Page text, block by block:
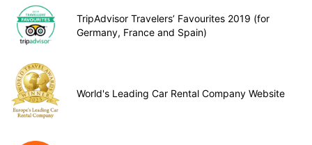
TripAdvisor Travelers’ Favourites 2019 (for
Germany, France and Spain)
World's Leading Car Rental Company Website